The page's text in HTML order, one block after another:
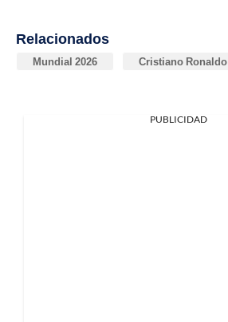
Relacionados
Mundial 2026 Cristiano Ronaldo
PUBLICIDAD